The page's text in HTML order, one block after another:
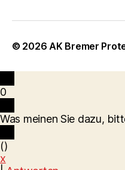
© 2026AK Bremer
0
Was meinen Sie dazu,
()
x